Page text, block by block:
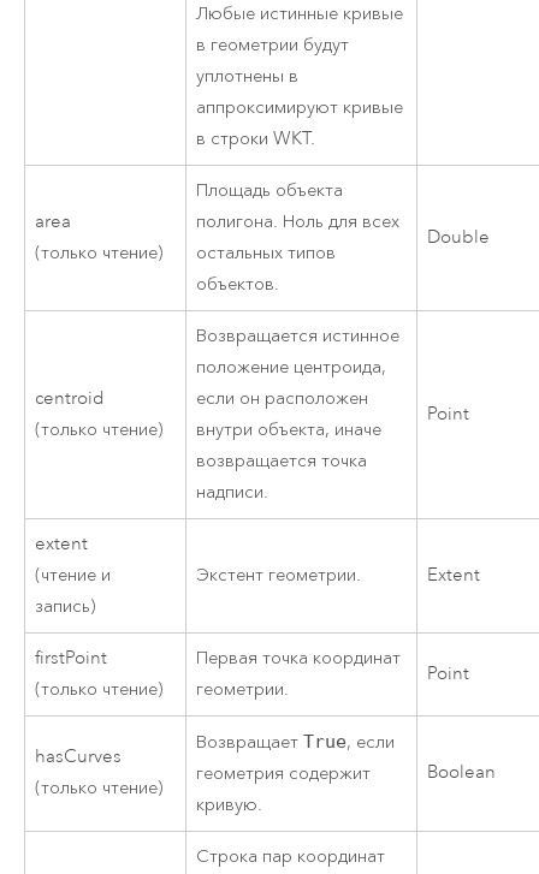
Любые истинные кривые
в геометрии будут
уплотнены в
аппроксимируют кривые
в строки WKT.
area
(только чтение)
Площадь объекта
полигона. Ноль для всех
остальных типов
объектов.
Double
centroid
(только чтение)
Возвращается истинное
положение центроида,
если он расположен
внутри объекта, иначе
возвращается точка
надписи.
Point
extent
(чтение и
запись)
Экстент геометрии. Extent
firstPoint
(только чтение)
Первая точка координат
геометрии.
Point
hasCurves
(только чтение)
ВозвращаетTrue, если
геометрия содержит
кривую.
Boolean
Строка пар координат